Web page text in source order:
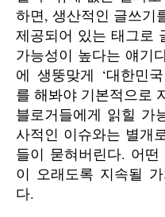
하면, 생산적인 글쓰기
제공되어 있는 태그로
가능성이 높다는 얘기
에 생뚱맞게 ‘대한민
를 해봐야 기본적으로
블로거들에게 읽힐 가
사적인 이슈와는 별개
들이 묻혀버린다. 어
이 오래도록 지속될
다.